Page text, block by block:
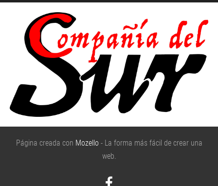
Página creada con Mozello - La forma más fácil de crear una
web.